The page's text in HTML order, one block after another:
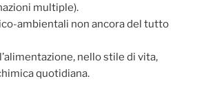
multiple).
ambientali non ancora del tutto
nello stile di vita,
quotidiana.